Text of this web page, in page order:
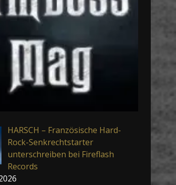
HARSCH – Französische Hard-
Rock-Senkrechtstarter
unterschreiben bei Fireflash
Records